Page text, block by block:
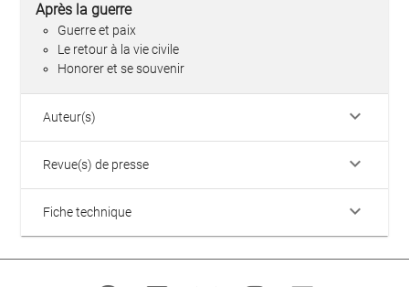
Après la guerre
Guerre et paix
Le retour à la vie civile
Honorer et se souvenir
Auteur(s) keyboard_arrow_down
Revue(s) de presse keyboard_arrow_down
Fiche technique keyboard_arrow_down